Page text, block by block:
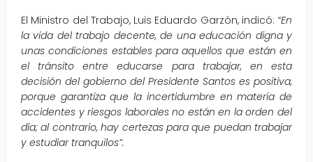
El Ministro del Trabajo, Luis Eduardo Garzón, indicó: “En
la vida del trabajo decente, de una educación digna y
unas condiciones estables para aquellos que están en
el tránsito entre educarse para trabajar, en esta
decisión del gobierno del Presidente Santos es positiva,
porque garantiza que la incertidumbre en materia de
accidentes y riesgos laborales no están en la orden del
día; al contrario, hay certezas para que puedan trabajar
y estudiar tranquilos”.